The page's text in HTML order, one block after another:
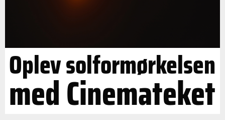
Oplev solformørkelsen
med Cinemateket